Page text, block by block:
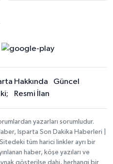
Hakkında
Güncel
Resmi İlan
yazarları sorumludur.
Isparta Son Dakika Haberleri |
tüm harici linkler ayrı bir
haber, köşe yazıları ve
gösterilse dahi, herhangi bir